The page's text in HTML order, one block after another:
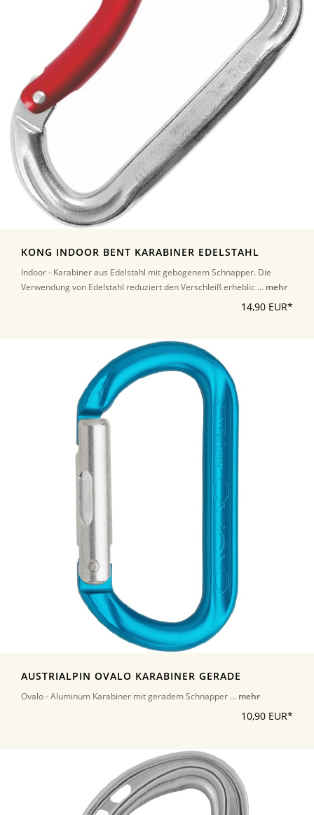
KONG INDOOR BENT KARABINER EDELSTAHL
Indoor - Karabiner aus Edelstahl mit gebogenem Schnapper. Die
Verwendung von Edelstahl reduziert den Verschleiß erheblic ... mehr
14,90 EUR*
AUSTRIALPIN OVALO KARABINER GERADE
Ovalo - Aluminum Karabiner mit geradem Schnapper ... mehr
10,90 EUR*